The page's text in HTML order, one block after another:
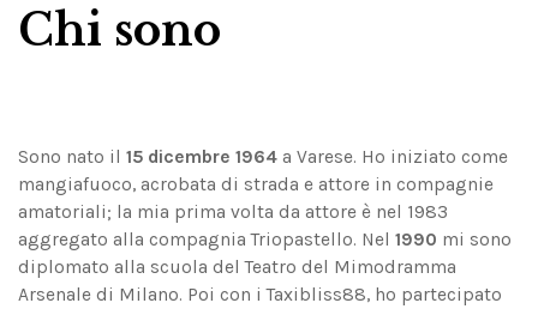
Chi sono
Sono nato il 15 dicembre 1964 a Varese. Ho iniziato come
mangiafuoco, acrobata di strada e attore in compagnie
amatoriali; la mia prima volta da attore è nel 1983
aggregato alla compagnia Triopastello. Nel 1990 mi sono
diplomato alla scuola del Teatro del Mimodramma
Arsenale di Milano. Poi con i Taxibliss88, ho partecipato